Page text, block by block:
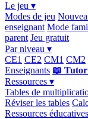
Le jeu ▾
Modes de jeu
enseignant Mode
parent Jeu gratuit
Par niveau ▾
CE1 CE2 CM1 CM2
Enseignants 📖
Ressources ▾
Tables de
Réviser les tables
Ressources éducatives